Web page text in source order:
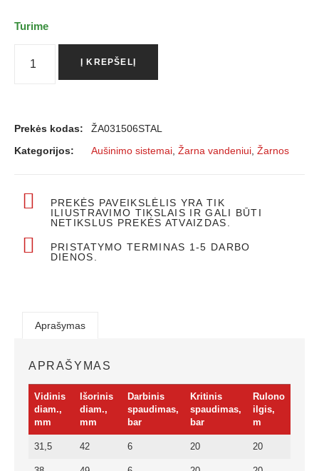
Turime
Į KREPŠELĮ
Prekės kodas:
ŽA031506STAL
Kategorijos:
Aušinimo sistemai Žarna vandeniui Žarnos
PREKĖS PAVEIKSLĖLIS YRA TIK
ILIUSTRAVIMO TIKSLAIS IR GALI BŪTI
NETIKSLUS PREKĖS ATVAIZDAS.
PRISTATYMO TERMINAS 1-5 DARBO
DIENOS.
Aprašymas
APRAŠYMAS
Vidinis
diam.,
mm
Išorinis
diam.,
mm
Darbinis
spaudimas,
bar
Kritinis
spaudimas,
bar
Rulono
ilgis,
m
31,5 42 6 20 20